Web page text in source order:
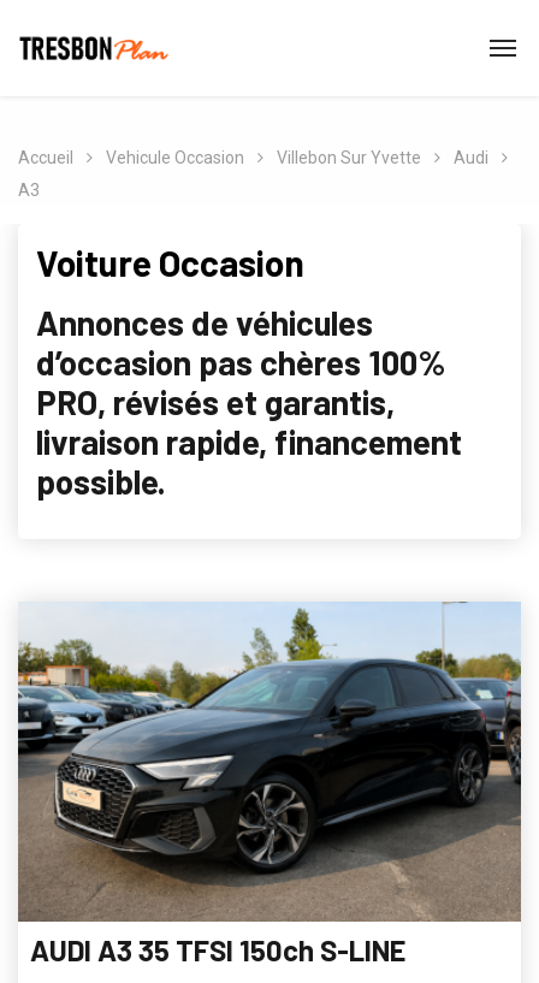
Accueil Vehicule Occasion Villebon Sur Yvette
Audi
A3
Voiture Occasion
Annonces de véhicules
d’occasion pas chères 100%
PRO, révisés et garantis,
livraison rapide, financement
possible.
AUDI A3 35 TFSI 150ch S-LINE